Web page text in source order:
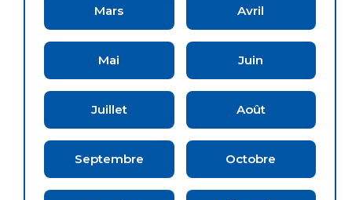
Mars Avril
Mai Juin
Juillet Août
Septembre Octobre